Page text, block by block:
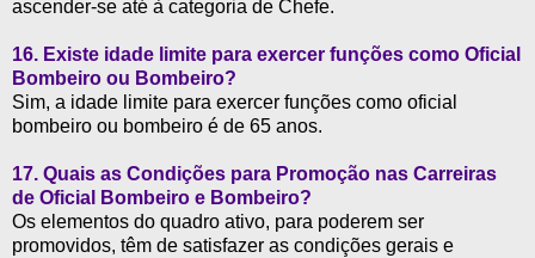
ascender-se até à categoria de Chefe.
16. Existe idade limite para exercer funções como Oficial
Bombeiro ou Bombeiro?
Sim, a idade limite para exercer funções como oficial
bombeiro ou bombeiro é de 65 anos.
17. Quais as Condições para Promoção nas Carreiras
de Oficial Bombeiro e Bombeiro?
Os elementos do quadro ativo, para poderem ser
promovidos, têm de satisfazer as condições gerais e